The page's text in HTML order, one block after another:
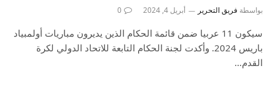
بواسطة فريق التحرير أبريل 4, 2024 0
سيكون 11 عربيا ضمن قائمة الحكام الذين يديرون مباريات أولمبياد
باريس 2024. وأكدت لجنة الحكام التابعة للاتحاد الدولي لكرة
القدم…